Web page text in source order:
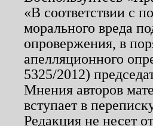
«В соответствии с
морального вреда
опровержения, в
апелляционного
5325/2012)
Мнения авторов
вступает в
Редакция не несет